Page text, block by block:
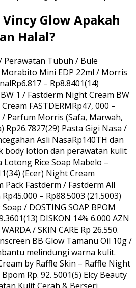
Glow Apakah
Halal?
Perawatan Tubuh / Bule
Morabito Mini EDP 22ml / Morris
– Rp8.8401(14)
1 / Fastderm Night Cream BW
FASTDERMRp47, 000 –
/ Parfum Morris (Safa, Marwah,
Rp26.7827(29) Pasta Gigi Nasa /
Asli NasaRp140TH dan
body lotion dan perawatan kulit
Lotong Rice Soap Mabelo –
(Ecer) Night Cream
Pack Fastderm / Fastderm All
– Rp88.5003 (21.5003)
/ DOSTING SOAP BPOM
DISKON 14% 6.000 AZN
/ SKIN CARE Rp 26.550.
BB Glow Tamanu Oil 10g /
melindungi warna kulit.
by Raffle Skin – Raffle Night
Rp. 92. 5001(5) Elcy Beauty